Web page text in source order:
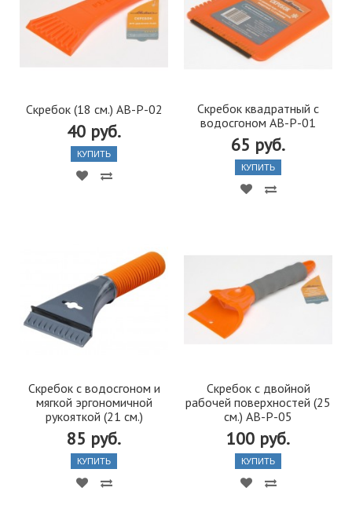
Скребок (18 см.) AB-P-02
40 руб.
КУПИТЬ
Скребок квадратный с
водосгоном AB-P-01
65 руб.
КУПИТЬ
Скребок с водосгоном и
мягкой эргономичной
рукояткой (21 см.)
85 руб.
КУПИТЬ
Скребок с двойной
рабочей поверхностей (25
см.) AB-P-05
100 руб.
КУПИТЬ